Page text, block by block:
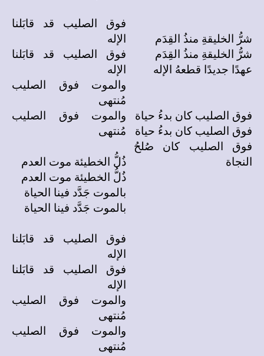
شرُّ الخليقةِ منذُ القِدَم
شرُّ الخليقةِ منذُ القِدَم
عهدًا جديدًا قطعهُ الإله
فوق الصليب كان بدءُ حياة
فوق الصليب كان بدءُ حياة
فوق الصليب كان صُلحُ
النجاة
فوق الصليب قد قابَلنا
الإله
فوق الصليب قد قابَلنا
الإله
والموت فوق الصليب
مُنتهى
والموت فوق الصليب
مُنتهى
ذُلُّ الخطيئة موت العدم
ذُلُّ الخطيئة موت العدم
بالموت جَدَّد فينا الحياة
بالموت جَدَّد فينا الحياة
فوق الصليب قد قابَلنا
الإله
فوق الصليب قد قابَلنا
الإله
والموت فوق الصليب
مُنتهى
والموت فوق الصليب
مُنتهى